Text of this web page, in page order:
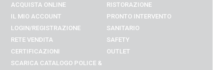
ACQUISTA ONLINE
IL MIO ACCOUNT
LOGIN/REGISTRAZIONE
RETE VENDITA
CERTIFICAZIONI
SCARICA CATALOGO POLICE &
RISTORAZIONE
PRONTO INTERVENTO
SANITARIO
SAFETY
OUTLET